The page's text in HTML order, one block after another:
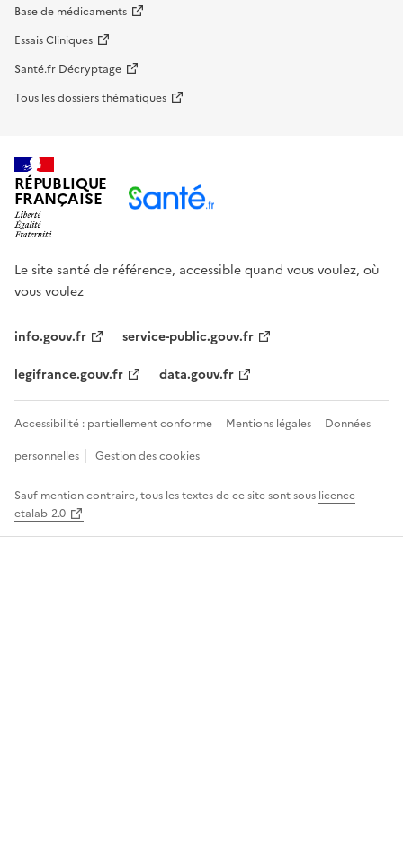
Base de médicaments
Essais Cliniques
Santé.fr Décryptage
Tous les dossiers thématiques
RÉPUBLIQUE
FRANÇAISE
Le site santé de référence, accessible quand vous voulez, où
vous voulez
info.gouv.fr
service-public.gouv.fr
legifrance.gouv.fr
data.gouv.fr
Accessibilité : partiellement conforme Mentions légales
Données
personnelles
Gestion des cookies
Sauf mention contraire, tous les textes de ce site sont sous licence
etalab-2.0